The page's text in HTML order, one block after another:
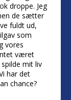
droppe. Jeg
de sætter
fuldt ud,
som
vores
været
mit liv
har det
chance?